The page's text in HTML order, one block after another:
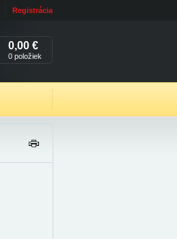
Registrácia
0,00 €
0 položiek
IŤ